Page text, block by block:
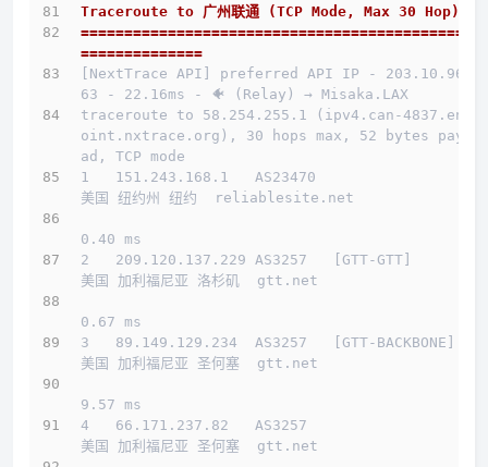
Traceroute to 广州联通 (TCP Mode, Max 30 Hop)
==============================================
==============
[NextTrace API] preferred API IP - 203.10.96.1
63 - 22.16ms - 🐠 (Relay) → Misaka.LAX
traceroute to 58.254.255.1 (ipv4.can-4837.endp
oint.nxtrace.org), 30 hops max, 52 bytes paylo
ad, TCP mode
1   151.243.168.1   AS23470
美国 纽约州 纽约  reliablesite.net
0.40 ms
2   209.120.137.229 AS3257   [GTT-GTT]
美国 加利福尼亚 洛杉矶  gtt.net
0.67 ms
3   89.149.129.234  AS3257   [GTT-BACKBONE]
美国 加利福尼亚 圣何塞  gtt.net
9.57 ms
4   66.171.237.82   AS3257
美国 加利福尼亚 圣何塞  gtt.net